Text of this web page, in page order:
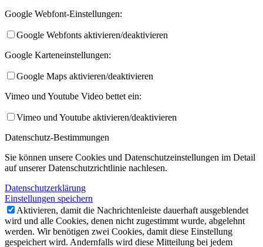
Google Webfont-Einstellungen:
Google Webfonts aktivieren/deaktivieren
Google Karteneinstellungen:
Google Maps aktivieren/deaktivieren
Vimeo und Youtube Video bettet ein:
Vimeo und Youtube aktivieren/deaktivieren
Datenschutz-Bestimmungen
Sie können unsere Cookies und Datenschutzeinstellungen im Detail
auf unserer Datenschutzrichtlinie nachlesen.
Datenschutzerklärung
Einstellungen speichern
Aktivieren, damit die Nachrichtenleiste dauerhaft ausgeblendet
wird und alle Cookies, denen nicht zugestimmt wurde, abgelehnt
werden. Wir benötigen zwei Cookies, damit diese Einstellung
gespeichert wird. Andernfalls wird diese Mitteilung bei jedem